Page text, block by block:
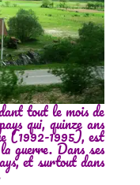
tout le mois de
qui, quinze ans
(1992-1995), est
guerre. Dans ses
et surtout dans